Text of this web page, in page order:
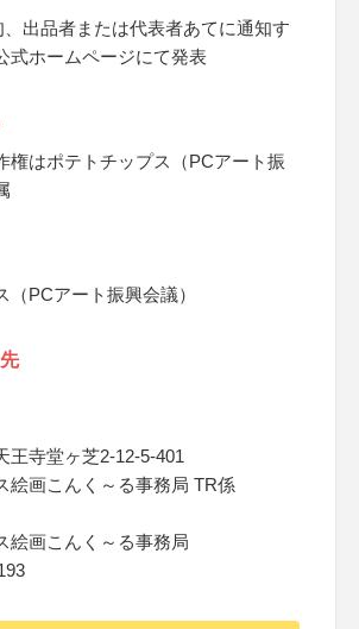
、出品者または代表者あてに通知す
式ホームページにて発表
権はポテトチップス（PCアート振
（PCアート振興会議）
王寺堂ヶ芝2-12-5-401
絵画こんく～る事務局 TR係
絵画こんく～る事務局